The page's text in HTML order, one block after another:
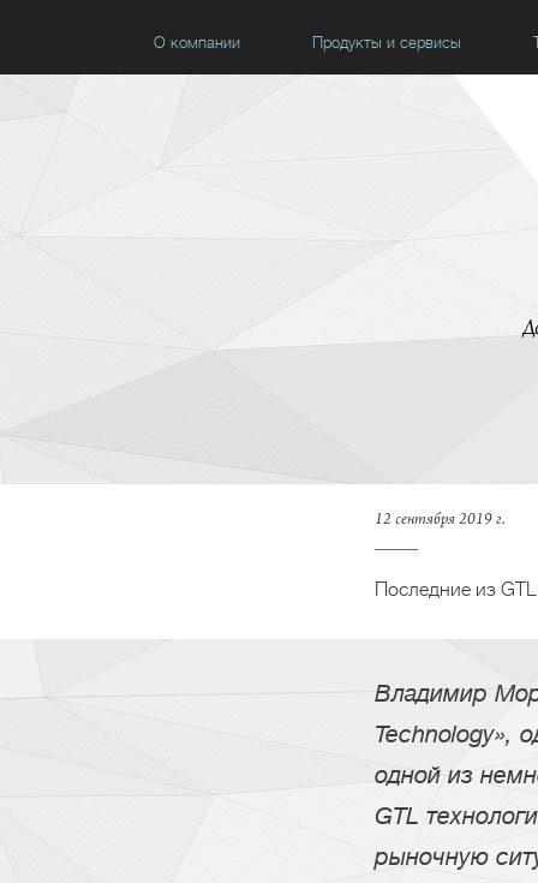
О компании Продукты и сервисы
12 сентября 2019 г.
Последние из
Владимир
Technology»,
одной из
GTL
рыночную